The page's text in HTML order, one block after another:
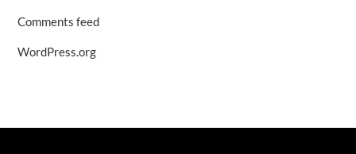
Comments feed
WordPress.org